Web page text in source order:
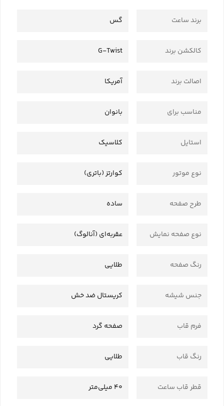
برند ساعت گس
کالکشن برند G-Twist
اصالت برند آمریکا
مناسب برای بانوان
استایل کلاسیک
نوع موتور کوارتز (باتری)
طرح صفحه ساده
نوع صفحه نمایش عقربه‌ای (آنالوگ)
رنگ صفحه طلایی
جنس شیشه کریستال ضد خش
فرم قاب صفحه گرد
رنگ قاب طلایی
قطر قاب ساعت 40 میلی‌متر